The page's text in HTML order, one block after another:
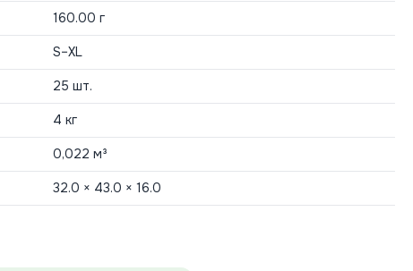
160.00 г
S–XL
25 шт.
4 кг
0,022 м³
32.0 × 43.0 × 16.0